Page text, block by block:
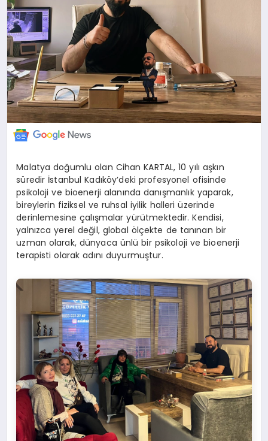
Malatya doğumlu olan Cihan KARTAL, 10 yılı aşkın
süredir İstanbul Kadıköy’deki profesyonel ofisinde
psikoloji ve bioenerji alanında danışmanlık yaparak,
bireylerin fiziksel ve ruhsal iyilik halleri üzerinde
derinlemesine çalışmalar yürütmektedir. Kendisi,
yalnızca yerel değil, global ölçekte de tanınan bir
uzman olarak, dünyaca ünlü bir psikoloji ve bioenerji
terapisti olarak adını duyurmuştur.